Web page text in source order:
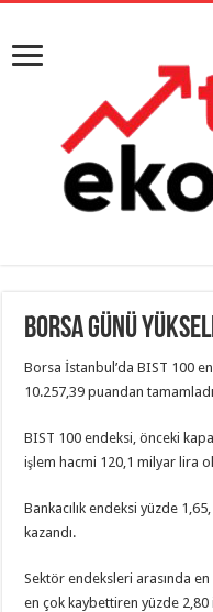
Borsa günü
Borsa İstanbul’da BIST 100
10.257,39 puandan
BIST 100 endeksi, önceki
işlem hacmi 120,1 milyar lira
Bankacılık endeksi yüzde
kazandı.
Sektör endeksleri arasında
en çok kaybettiren yüzde